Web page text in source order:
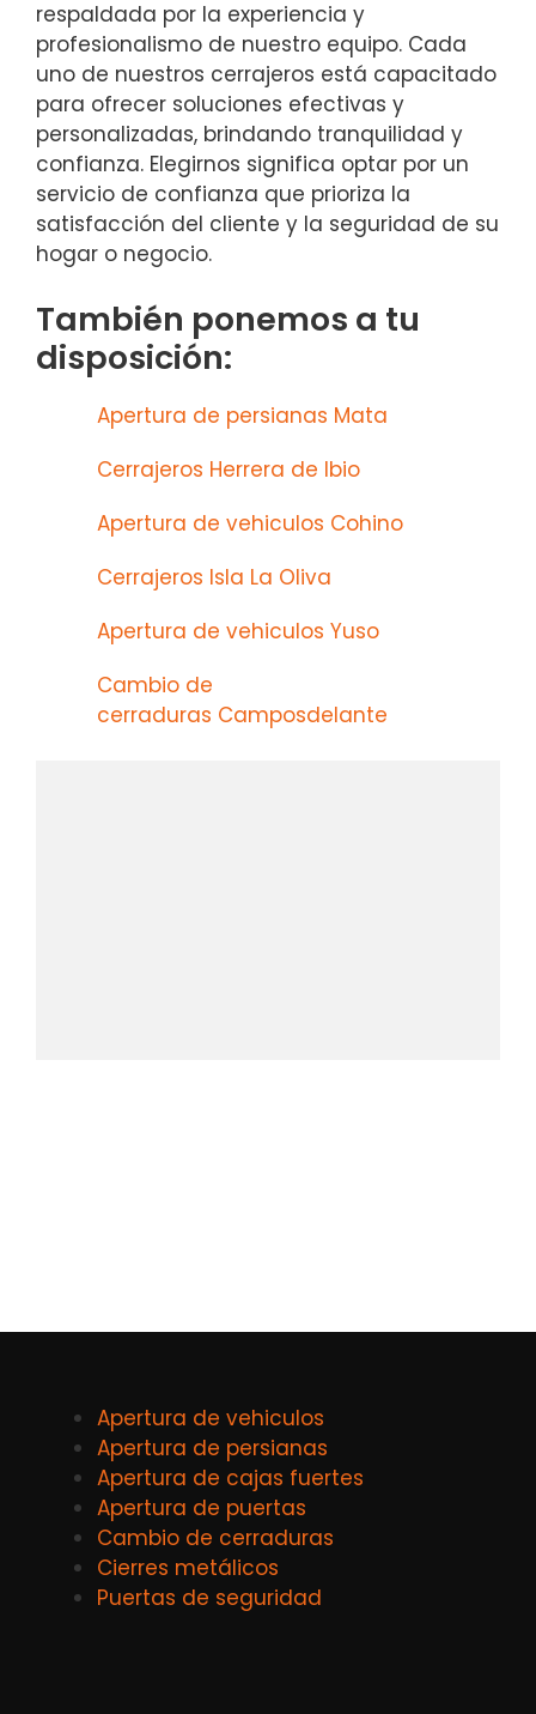
respaldada por la experiencia y
profesionalismo de nuestro equipo. Cada
uno de nuestros cerrajeros está capacitado
para ofrecer soluciones efectivas y
personalizadas, brindando tranquilidad y
confianza. Elegirnos significa optar por un
servicio de confianza que prioriza la
satisfacción del cliente y la seguridad de su
hogar o negocio.
También ponemos a tu
disposición:
Apertura de persianas Mata
Cerrajeros Herrera de Ibio
Apertura de vehiculos Cohino
Cerrajeros Isla La Oliva
Apertura de vehiculos Yuso
Cambio de
cerraduras Camposdelante
Apertura de vehiculos
Apertura de persianas
Apertura de cajas fuertes
Apertura de puertas
Cambio de cerraduras
Cierres metálicos
Puertas de seguridad